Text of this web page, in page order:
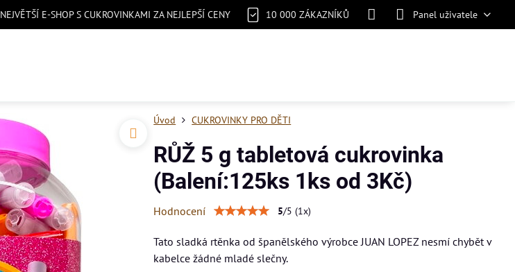
NEJVĚTŠÍ E-SHOP S CUKROVINKAMI ZA NEJLEPŠÍ CENY 10 000 ZÁKAZNÍKŮ Panel uživatele
Úvod CUKROVINKY PRO DĚTI
RŮŽ 5 g tabletová cukrovinka
(Balení:125ks 1ks od 3Kč)
Hodnocení 5/5 (1x)
Tato sladká rtěnka od španělského výrobce JUAN LOPEZ nesmí chybět v
kabelce žádné mladé slečny.